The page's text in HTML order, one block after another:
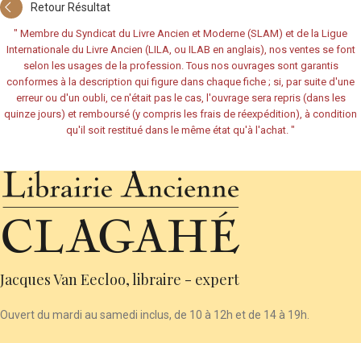
Retour Résultat
" Membre du Syndicat du Livre Ancien et Moderne (SLAM) et de la Ligue
Internationale du Livre Ancien (LILA, ou ILAB en anglais), nos ventes se font
selon les usages de la profession. Tous nos ouvrages sont garantis
conformes à la description qui figure dans chaque fiche ; si, par suite d'une
erreur ou d'un oubli, ce n'était pas le cas, l'ouvrage sera repris (dans les
quinze jours) et remboursé (y compris les frais de réexpédition), à condition
qu'il soit restitué dans le même état qu'à l'achat. "
Jacques Van Eecloo, libraire - expert
Ouvert du mardi au samedi inclus, de 10 à 12h et de 14 à 19h.